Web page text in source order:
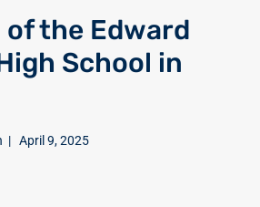
the Edward
School in
| April 9, 2025